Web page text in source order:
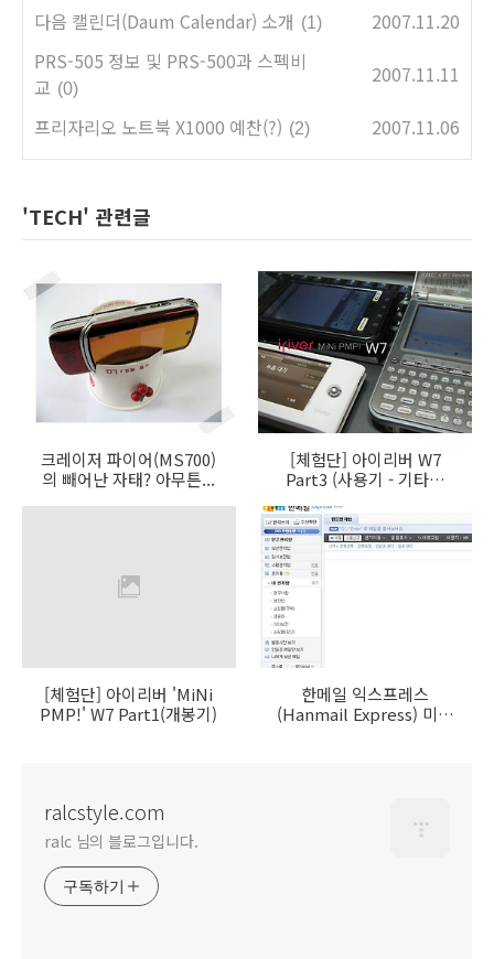
다음 캘린더(Daum Calendar) 소개 (1)
2007.11.20
PRS-505 정보 및 PRS-500과 스펙비
교 (0)
2007.11.11
프리자리오 노트북 X1000 예찬(?) (2) 2007.11.06
'TECH' 관련글
크레이저 파이어(MS700)
의 빼어난 자태? 아무튼...
[체험단] 아이리버 W7
Part3 (사용기 - 기타기
[체험단] 아이리버 'MiNi
PMP!' W7 Part1(개봉기)
한메일 익스프레스
(Hanmail Express) 미리
ralcstyle.com
ralc 님의 블로그입니다.
구독하기